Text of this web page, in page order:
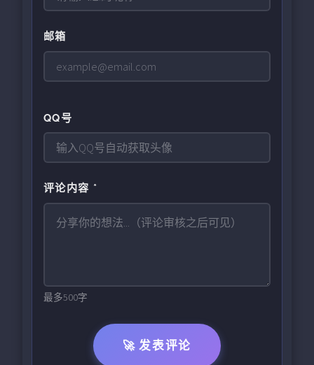
邮箱
QQ号
评论内容 *
最多500字
🚀 发表评论